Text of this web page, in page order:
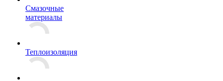
Смазочные
материалы
Теплоизоляция